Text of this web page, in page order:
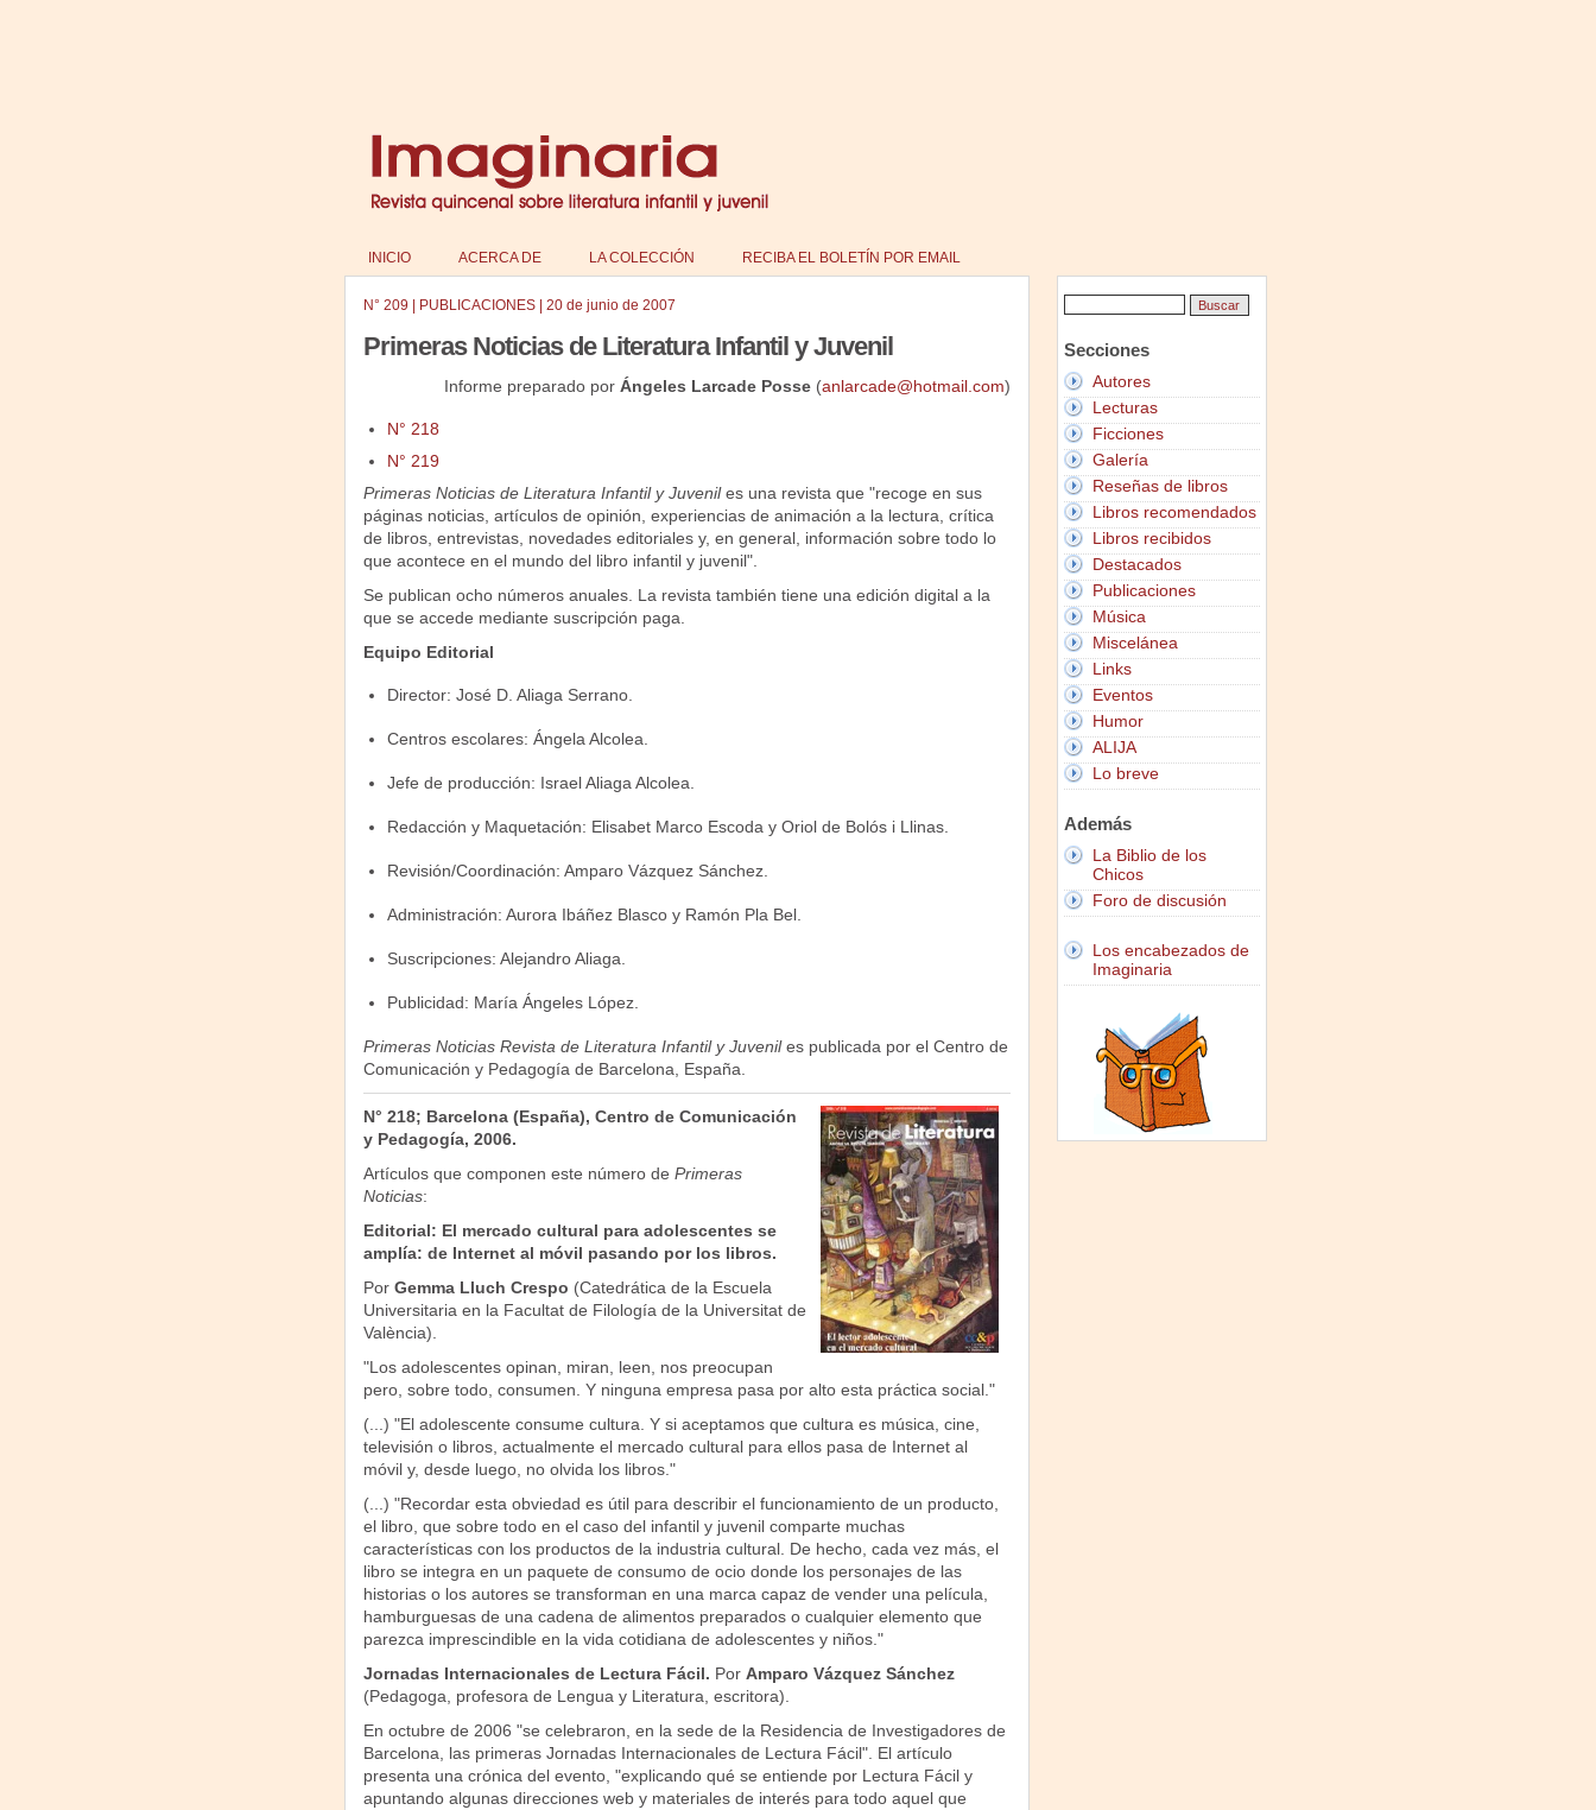
INICIO ACERCA DE LA COLECCIÓN RECIBA EL BOLETÍN POR EMAIL
N° 209 PUBLICACIONES| 20 de junio de 2007
Primeras Noticias de Literatura Infantil y Juvenil
Informe preparado por Ángeles Larcade Posse(anlarcade@hotmail.com)
N° 218
N° 219
Primeras Noticias de Literatura Infantil y Juveniles una revista que "recoge en sus
páginas noticias, artículos de opinión, experiencias de animación a la lectura, crítica
de libros, entrevistas, novedades editoriales y, en general, información sobre todo lo
que acontece en el mundo del libro infantil y juvenil".
Se publican ocho números anuales. La revista también tiene una edición digital a la
que se accede mediante suscripción paga.
Equipo Editorial
Director: José D. Aliaga Serrano.
Centros escolares: Ángela Alcolea.
Jefe de producción: Israel Aliaga Alcolea.
Redacción y Maquetación: Elisabet Marco Escoda y Oriol de Bolós i Llinas.
Revisión/Coordinación: Amparo Vázquez Sánchez.
Administración: Aurora Ibáñez Blasco y Ramón Pla Bel.
Suscripciones: Alejandro Aliaga.
Publicidad: María Ángeles López.
Primeras Noticias Revista de Literatura Infantil y Juveniles publicada por el Centro de
Comunicación y Pedagogía de Barcelona, España.
N° 218; Barcelona (España), Centro de Comunicación
y Pedagogía, 2006.
Artículos que componen este número de Primeras
Noticias:
Editorial: El mercado cultural para adolescentes se
amplía: de Internet al móvil pasando por los libros.
Por Gemma Lluch Crespo (Catedrática de la Escuela
Universitaria en la Facultat de Filología de la Universitat de
València).
"Los adolescentes opinan, miran, leen, nos preocupan
pero, sobre todo, consumen. Y ninguna empresa pasa por alto esta práctica social."
(...) "El adolescente consume cultura. Y si aceptamos que cultura es música, cine,
televisión o libros, actualmente el mercado cultural para ellos pasa de Internet al
móvil y, desde luego, no olvida los libros."
(...) "Recordar esta obviedad es útil para describir el funcionamiento de un producto,
el libro, que sobre todo en el caso del infantil y juvenil comparte muchas
características con los productos de la industria cultural. De hecho, cada vez más, el
libro se integra en un paquete de consumo de ocio donde los personajes de las
historias o los autores se transforman en una marca capaz de vender una película,
hamburguesas de una cadena de alimentos preparados o cualquier elemento que
parezca imprescindible en la vida cotidiana de adolescentes y niños."
Jornadas Internacionales de Lectura Fácil. Por Amparo Vázquez Sánchez
(Pedagoga, profesora de Lengua y Literatura, escritora).
En octubre de 2006 "se celebraron, en la sede de la Residencia de Investigadores de
Barcelona, las primeras Jornadas Internacionales de Lectura Fácil". El artículo
presenta una crónica del evento, "explicando qué se entiende por Lectura Fácil y
apuntando algunas direcciones web y materiales de interés para todo aquel que
Secciones
Autores
Lecturas
Ficciones
Galería
Reseñas de libros
Libros recomendados
Libros recibidos
Destacados
Publicaciones
Música
Miscelánea
Links
Eventos
Humor
ALIJA
Lo breve
Además
La Biblio de los
Chicos
Foro de discusión
Los encabezados de
Imaginaria